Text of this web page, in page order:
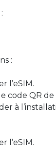
:
l’eSIM.
code QR de
à
l’eSIM.